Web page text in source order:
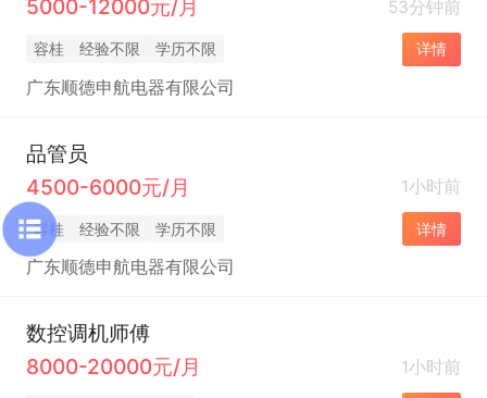
5000-12000元/月
53分钟前
容桂 经验不限 学历不限 详情
广东顺德申航电器有限公司
品管员
4500-6000元/月
1小时前
容桂 经验不限 学历不限 详情
广东顺德申航电器有限公司
数控调机师傅
8000-20000元/月
1小时前